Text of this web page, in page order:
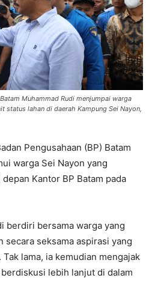
Muhammad Rudi menjumpai warga
status lahan di daerah Kampung Sei Nayon,
Pengusahaan (BP) Batam
warga Sei Nayon yang
Kantor BP Batam pada
berdiri bersama warga yang
secara seksama aspirasi yang
lama, ia kemudian mengajak
lebih lanjut di dalam